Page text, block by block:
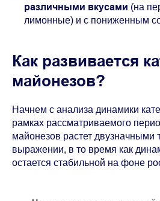
различными вкусами (на
лимонные) и с пониженным
Как развивается
майонезов?
Начнем с анализа динамики
рамках рассматриваемого
майонезов растет
выражении, в то время как
остается стабильной на фоне